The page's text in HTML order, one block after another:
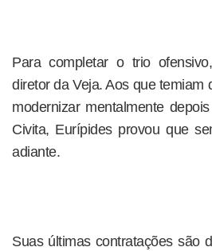
Para completar o trio
diretor da Veja. Aos que temiam
modernizar mentalmente
Civita, Eurípides provou que
adiante.
Suas últimas contratações são